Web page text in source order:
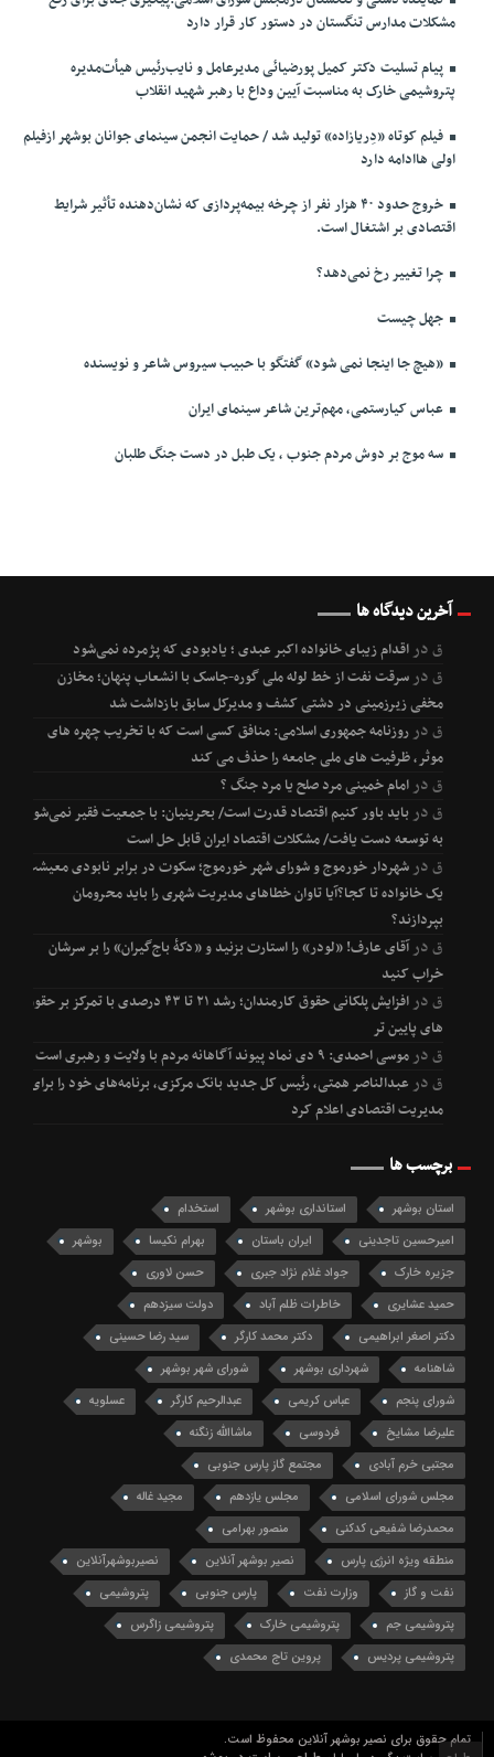
مشکلات مدارس تنگستان در دستور کار قرار دارد
پیام تسلیت دکتر کمیل پورضیائی مدیرعامل و نایب‌رئیس هیأت‌مدیره
پتروشیمی خارک به مناسبت آیین وداع با رهبر شهید انقلاب
فیلم کوتاه «دِریازاده» تولید شد / حمایت انجمن سینمای جوانان بوشهر ازفیلم
اولی هاادامه دارد
خروج حدود ۴۰ هزار نفر از چرخه بیمه‌پردازی که نشان‌دهنده تأثیر شرایط
اقتصادی بر اشتغال است.
چرا تغییر رخ نمی‌دهد؟
جهل چیست
«هیچ جا اینجا نمی شود» گفتگو با حبیب سیروس شاعر و نویسنده
عباس کیارستمی، مهم‌ترین شاعر سینمای ایران
سه موج بر دوش مردم جنوب ، یک طبل در دست جنگ طلبان
آخرین دیدگاه ها
قدراقدام زیبای خانواده اکبر عبدی ؛ یادبودی که پژمرده نمی‌شود
قدرسرقت نفت از خط لوله ملی گوره-جاسک با انشعاب پنهان؛ مخازن
مخفی زیرزمینی در دشتی کشف و مدیرکل سابق بازداشت شد
قدرروزنامه جمهوری اسلامی: منافق کسی است که با تخریب چهره های
موثر، ظرفیت های ملی جامعه را حذف می کند
قدرامام خمینی مرد صلح یا مرد جنگ ؟
قدرباید باور کنیم اقتصاد قدرت است/ بحرینیان: با جمعیت فقیر نمی‌شود
به توسعه دست یافت/ مشکلات اقتصاد ایران قابل حل است
قدرشهردار خورموج و شورای شهر خورموج؛ سکوت در برابر نابودی معیشت
یک خانواده تا کجا؟آیا تاوان خطاهای مدیریت شهری را باید محرومان
بپردازند؟
قدرآقای عارف! «لودر» را استارت بزنید و «دکۀ باج‌گیران» را بر سرشان
خراب کنید
قدر
افزایش پلکانی حقوق کارمندان؛ رشد ۲۱ تا ۴۳ درصدی با تمرکز بر حقوق
های پایین تر
قدرموسی احمدی: ۹ دی نماد پیوند آگاهانه مردم با ولایت و رهبری است
قدر عبدالناصر همتی، رئیس کل جدید بانک مرکزی، برنامه‌های خود را برای
مدیریت اقتصادی اعلام کرد
برچسب ها
استان بوشهر استانداری بوشهر
استخدام
امیرحسین تاجدینی
ایران باستان بهرام نکیسا
بوشهر
جزیره خارک
جواد غلام نژاد جبری
حسن لاوری
حمید عشایری
خاطرات ظلم آباد
دولت سیزدهم
دکتر اصغر ابراهیمی
دکتر محمد کارگر
سید رضا حسینی
شاهنامه
شهرداری بوشهر
شورای شهر بوشهر
شورای پنجم
عباس کریمی عبدالرحیم کارگر
عسلویه
علیرضا مشایخ
فردوسی
ماشاالله زنگنه
مجتبی خرم آبادی
مجتمع گاز پارس جنوبی
مجلس شورای اسلامی
مجلس یازدهم
مجید غاله
محمدرضا شفیعی کدکنی
منصور بهرامی
منطقه ویژه انرژی پارس
نصیر بوشهر آنلاین
نصیربوشهرآنلاین
نفت و گاز
وزارت نفت پارس جنوبی
پتروشیمی
پتروشیمی جم
پتروشیمی خارک
پتروشیمی زاگرس
پتروشیمی پردیس
پروین تاج محمدی
تمام حقوق برای نصیر بوشهر آنلاین محفوظ است.